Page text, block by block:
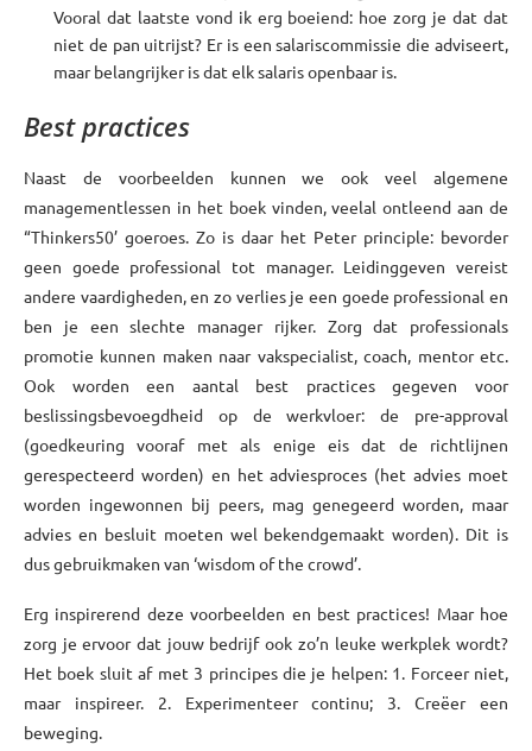
Vooral dat laatste vond ik erg boeiend: hoe zorg je dat dat
niet de pan uitrijst? Er is een salariscommissie die adviseert,
maar belangrijker is dat elk salaris openbaar is.
Best practices
Naast de voorbeelden kunnen we ook veel algemene
managementlessen in het boek vinden, veelal ontleend aan de
“Thinkers50’ goeroes. Zo is daar het Peter principle: bevorder
geen goede professional tot manager. Leidinggeven vereist
andere vaardigheden, en zo verlies je een goede professional en
ben je een slechte manager rijker. Zorg dat professionals
promotie kunnen maken naar vakspecialist, coach, mentor etc.
Ook worden een aantal best practices gegeven voor
beslissingsbevoegdheid op de werkvloer: de pre-approval
(goedkeuring vooraf met als enige eis dat de richtlijnen
gerespecteerd worden) en het adviesproces (het advies moet
worden ingewonnen bij peers, mag genegeerd worden, maar
advies en besluit moeten wel bekendgemaakt worden). Dit is
dus gebruikmaken van ‘wisdom of the crowd’.
Erg inspirerend deze voorbeelden en best practices! Maar hoe
zorg je ervoor dat jouw bedrijf ook zo’n leuke werkplek wordt?
Het boek sluit af met 3 principes die je helpen: 1. Forceer niet,
maar inspireer. 2. Experimenteer continu; 3. Creëer een
beweging.